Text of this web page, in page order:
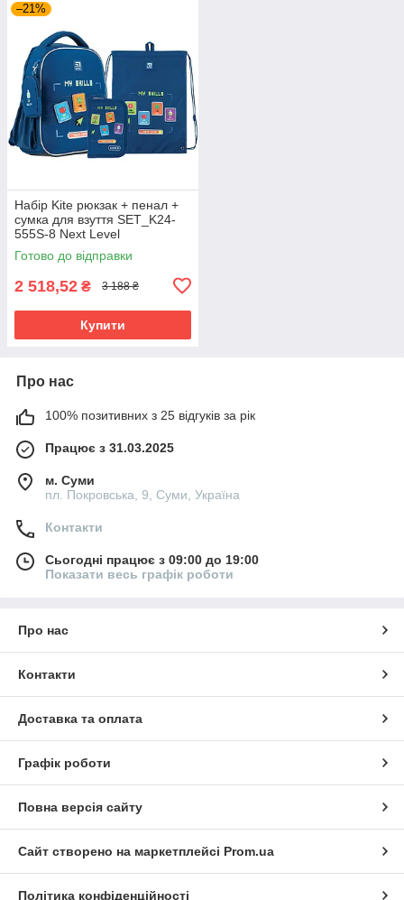
–21%
Набір Kite рюкзак + пенал +
сумка для взуття SET_K24-
555S-8 Next Level
Готово до відправки
2 518,52 ₴ 3 188 ₴
Купити
Про нас
100% позитивних з 25 відгуків за рік
Працює з 31.03.2025
м. Суми
пл. Покровська, 9, Суми, Україна
Контакти
Сьогодні працює з 09:00 до 19:00
Показати весь графік роботи
Про нас
Контакти
Доставка та оплата
Графік роботи
Повна версія сайту
Сайт створено на маркетплейсі Prom.ua
Політика конфіденційності